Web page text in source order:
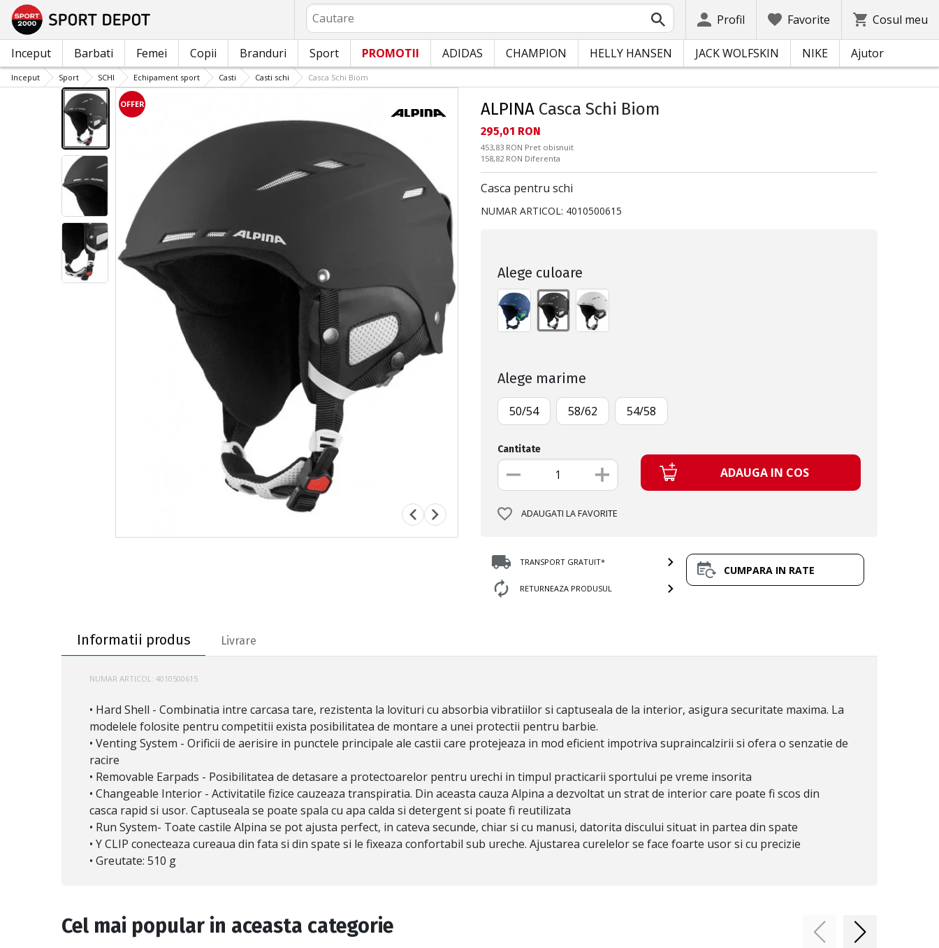
Cautare
Profil Favorite Cosul meu
Inceput Barbati Femei Copii Branduri Sport PROMOTII ADIDAS CHAMPION HELLY HANSEN JACK WOLFSKIN NIKE Ajutor
Inceput Sport SCHI Echipament sport Casti Casti schi Casca Schi Biom
OFFER ALPINA Casca Schi Biom
Текуща цена:
295,01 RON
Pret obisnuit:
453,83 RON Pret obisnuit
Спестявате:
158,82 RON Diferenta
Casca pentru schi
NUMAR ARTICOL: 4010500615
Alege culoare
Alege marime
50/54 58/62 54/58
Cantitate
ADAUGA IN COS
ADAUGATI LA FAVORITE
TRANSPORT GRATUIT*
RETURNEAZA PRODUSUL
CUMPARA IN RATE
Informatii produs
Livrare
NUMAR ARTICOL: 4010500615
• Hard Shell - Combinatia intre carcasa tare, rezistenta la lovituri cu absorbia vibratiilor si captuseala de la interior, asigura securitate maxima. La
modelele folosite pentru competitii exista posibilitatea de montare a unei protectii pentru barbie.
• Venting System - Orificii de aerisire in punctele principale ale castii care protejeaza in mod eficient impotriva supraincalzirii si ofera o senzatie de
racire
• Removable Earpads - Posibilitatea de detasare a protectoarelor pentru urechi in timpul practicarii sportului pe vreme insorita
• Changeable Interior - Activitatile fizice cauzeaza transpiratia. Din aceasta cauza Alpina a dezvoltat un strat de interior care poate fi scos din
casca rapid si usor. Captuseala se poate spala cu apa calda si detergent si poate fi reutilizata
• Run System- Toate castile Alpina se pot ajusta perfect, in cateva secunde, chiar si cu manusi, datorita discului situat in partea din spate
• Y CLIP conecteaza cureaua din fata si din spate si le fixeaza confortabil sub ureche. Ajustarea curelelor se face foarte usor si cu precizie
• Greutate: 510 g
Cel mai popular in aceasta categorie